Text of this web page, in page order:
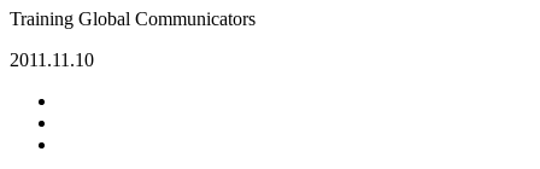
Training Global Communicators
2011.11.10